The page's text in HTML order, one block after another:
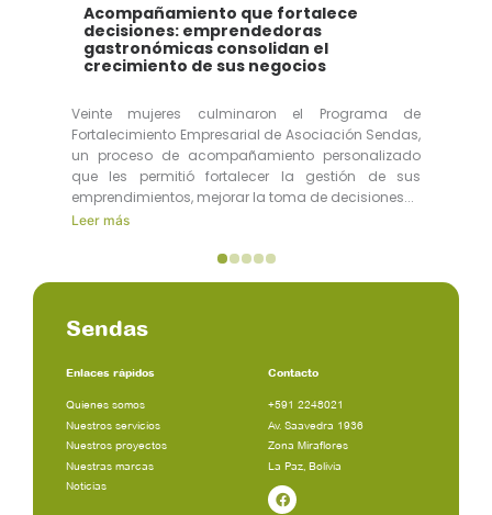
Acompañamiento que fortalece
decisiones: emprendedoras
gastronómicas consolidan el
crecimiento de sus negocios
Veinte mujeres culminaron el Programa de
Fortalecimiento Empresarial de Asociación Sendas,
un proceso de acompañamiento personalizado
que les permitió fortalecer la gestión de sus
emprendimientos, mejorar la toma de decisiones...
Leer más
Sendas
Enlaces rápidos
Quienes somos
Nuestros servicios
Nuestros proyectos
Nuestras marcas
Noticias
Contacto
+591 2248021
Av. Saavedra 1936
Zona Miraflores
La Paz, Bolivia
Facebook